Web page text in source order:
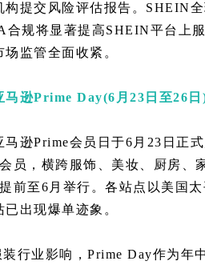
构提交风险评估报告。SHEIN
合规将显著提高SHEIN平台上
监管全面收紧。
马逊Prime Day(6月23日至26
马逊Prime会员日于6月23日正
员，横跨服饰、美妆、厨房、
前至6月举行。各站点以美国
出现爆单迹象。
装行业影响，Prime Day作为年